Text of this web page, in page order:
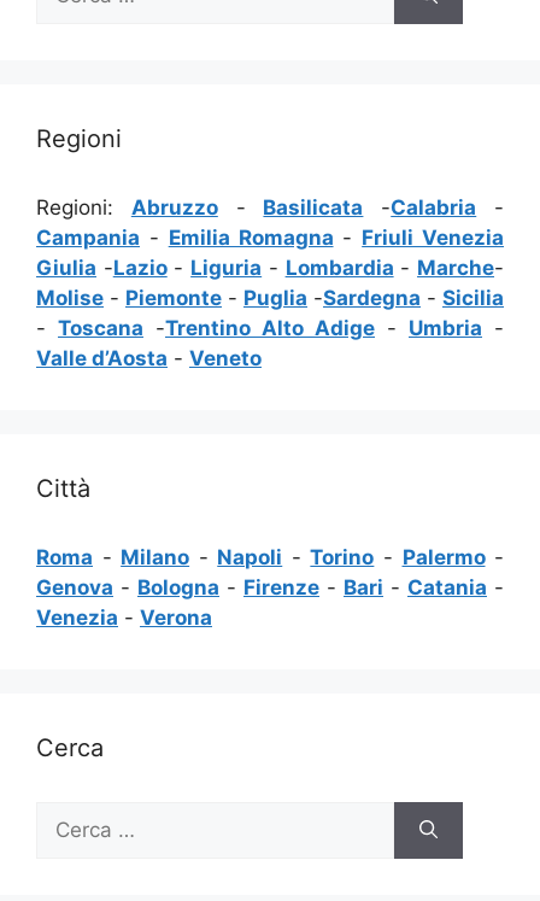
per:
Regioni
Regioni: Abruzzo- Basilicata -Calabria -
Campania - Emilia Romagna - Friuli Venezia
Giulia -Lazio- Liguria - Lombardia - Marche-
Molise - Piemonte - Puglia -Sardegna - Sicilia
- Toscana -Trentino Alto Adige - Umbria -
Valle d’Aosta - Veneto
Città
Roma - Milano - Napoli -Torino - Palermo-
Genova - Bologna - Firenze - Bari - Catania -
Venezia - Verona
Cerca
per: